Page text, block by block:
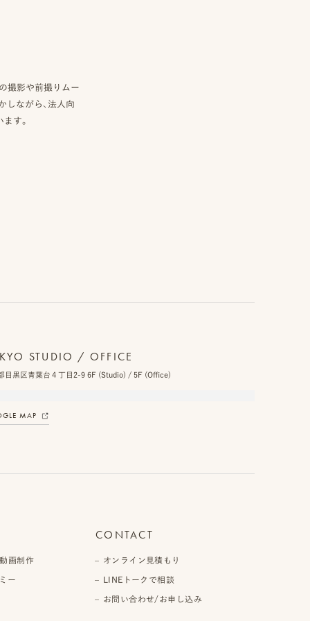
撮影や前撮りムー
しながら、法人向
す。
STUDIO / OFFICE
目黒区青葉台４丁目2-9 6F (Studio) / 5F (Office)
MAP
画制作
ー
CONTACT
オンライン見積もり
LINEトークで相談
お問い合わせ/お申し込み